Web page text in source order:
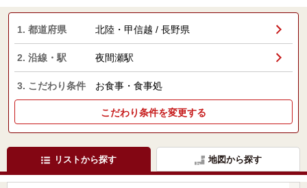
1. 都道府県 北陸・甲信越 / 長野県
2. 沿線・駅 夜間瀬駅
3. こだわり条件 お食事・食事処
こだわり条件を変更する
リストから探す 地図から探す